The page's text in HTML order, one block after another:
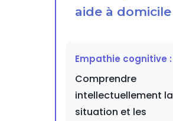
aide à domicile
Empathie cognitive :
Comprendre
intellectuellement la
situation et les